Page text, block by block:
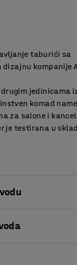
taburići sa
kompanije
jedinicama
komad
za salone i
je testirana u
kao i